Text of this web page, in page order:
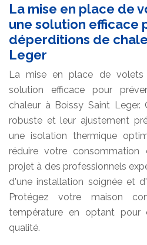
La mise en place de
une solution efficace
déperditions de
Leger
La mise en place de volets
solution efficace pour
chaleur à Boissy Saint Leger.
robuste et leur ajustement
une isolation thermique
réduire votre consommation
projet à des professionnels
d'une installation soignée et
Protégez votre maison
température en optant
qualité.